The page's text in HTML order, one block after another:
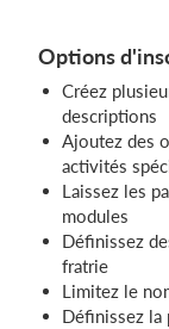
Options
Créez
descriptions
Ajoutez des
activités
Laissez les
modules
Définissez
fratrie
Limitez le
Définissez la